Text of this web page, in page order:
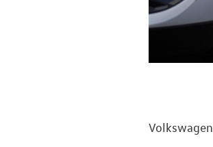
Volkswagen